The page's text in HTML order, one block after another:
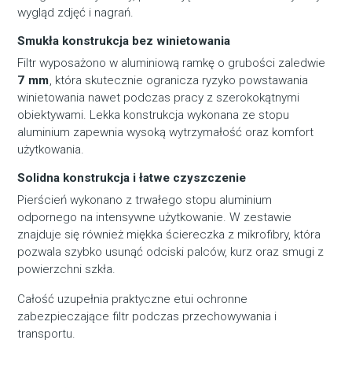
wygląd zdjęć i nagrań.
Smukła konstrukcja bez winietowania
Filtr wyposażono w aluminiową ramkę o grubości zaledwie
7 mm, która skutecznie ogranicza ryzyko powstawania
winietowania nawet podczas pracy z szerokokątnymi
obiektywami. Lekka konstrukcja wykonana ze stopu
aluminium zapewnia wysoką wytrzymałość oraz komfort
użytkowania.
Solidna konstrukcja i łatwe czyszczenie
Pierścień wykonano z trwałego stopu aluminium
odpornego na intensywne użytkowanie. W zestawie
znajduje się również miękka ściereczka z mikrofibry, która
pozwala szybko usunąć odciski palców, kurz oraz smugi z
powierzchni szkła.
Całość uzupełnia praktyczne etui ochronne
zabezpieczające filtr podczas przechowywania i
transportu.